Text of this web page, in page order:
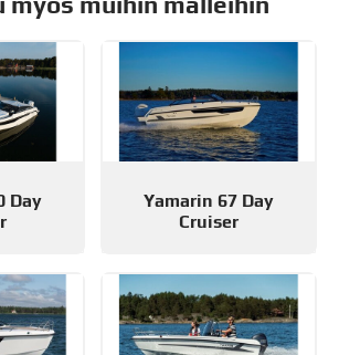
Day
Yamarin 67 Day
Cruiser